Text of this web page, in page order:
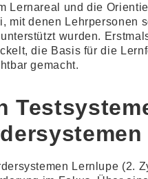
Lernareal und die
mit denen
wurden.
die Basis für die
gemacht.
Lernlupe (2.